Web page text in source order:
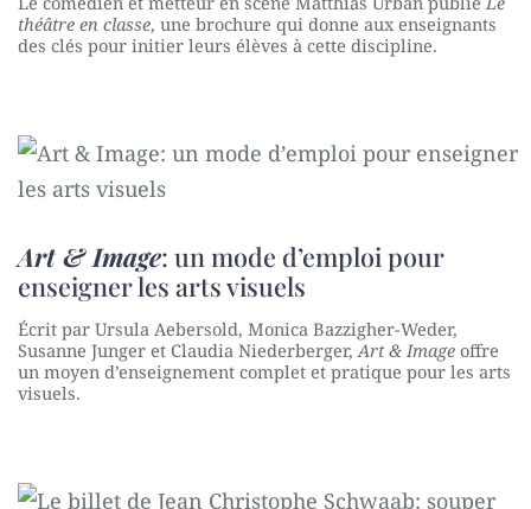
théâtre en classe, une brochure qui donne aux enseignants
des clés pour initier leurs élèves à cette discipline.
Art & Image: un mode d’emploi pour
enseigner les arts visuels
Écrit par Ursula Aebersold, Monica Bazzigher-Weder,
Susanne Junger et Claudia Niederberger,Art & Image offre
un moyen d’enseignement complet et pratique pour les arts
visuels.